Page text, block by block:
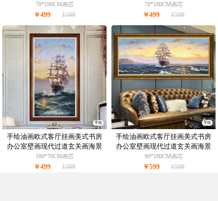
70*180CM画芯
￥499 1500
70*180CM画芯
￥499 1500
手绘
手绘油画欧式客厅挂画美式书房
办公室壁画现代过道玄关画海景
帆船C
180*70CM画芯
￥499 1500
手绘
手绘油画欧式客厅挂画美式书房
办公室壁画现代过道玄关画海景
帆船A
90*180CM画芯
￥599 1500